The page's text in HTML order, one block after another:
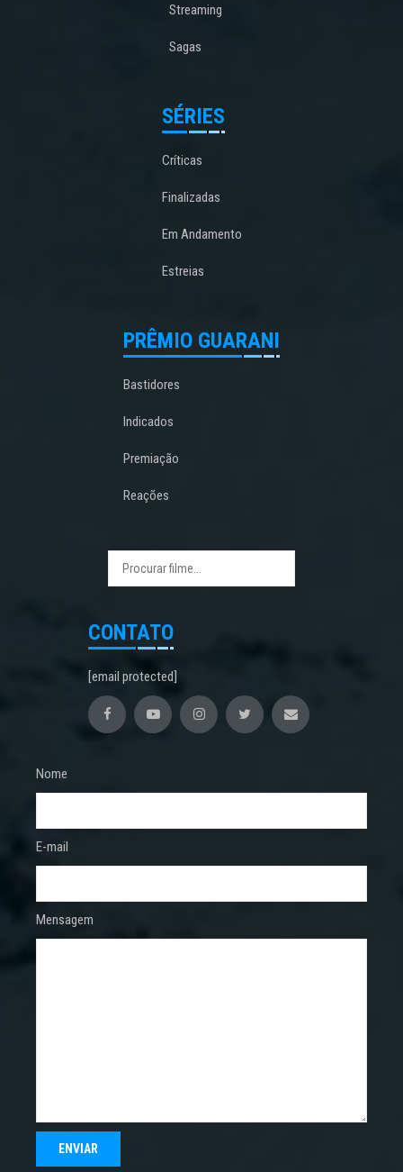
Streaming
Sagas
SÉRIES
Críticas
Finalizadas
Em Andamento
Estreias
PRÊMIO GUARANI
Bastidores
Indicados
Premiação
Reações
CONTATO
[email protected]
Nome
E-mail
Mensagem